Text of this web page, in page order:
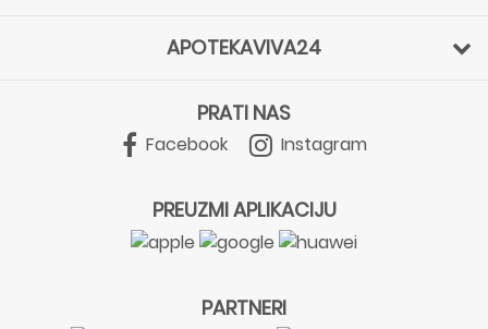
APOTEKAVIVA24
PRATI NAS
Facebook Instagram
PREUZMI APLIKACIJU
PARTNERI